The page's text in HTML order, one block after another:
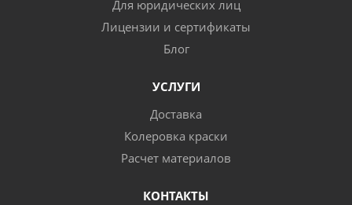
Для юридических лиц
Лицензии и сертификаты
Блог
УСЛУГИ
Доставка
Колеровка краски
Расчет материалов
КОНТАКТЫ